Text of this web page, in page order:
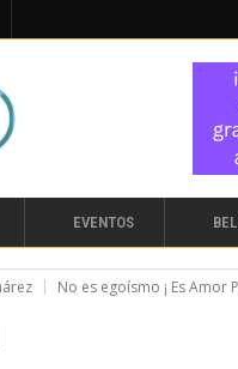
EVENTOS
No es egoísmo ¡ Es Amor